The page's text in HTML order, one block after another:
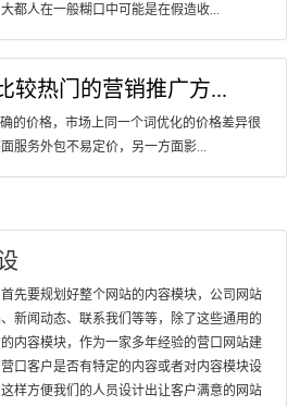
都人在一般糊口中可能是在假造收...
较热门的营销推广方...
的价格，市场上同一个词优化的价格差异很
服务外包不易定价，另一方面影...
先要规划好整个网站的内容模块，公司网站
新闻动态、联系我们等等，除了这些通用的
内容模块，作为一家多年经验的营口网站建
口客户是否有特定的内容或者对内容模块设
样方便我们的人员设计出让客户满意的网站